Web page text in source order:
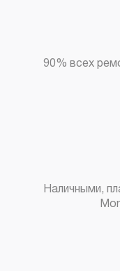
90% всех
Наличными,